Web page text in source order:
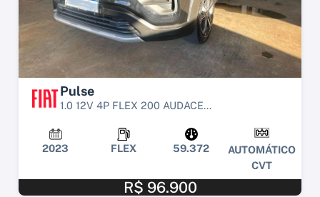
Pulse
1.0 12V 4P FLEX 200 AUDACE...
2023 FLEX 59.372
AUTOMÁTICO
CVT
R$ 96.900